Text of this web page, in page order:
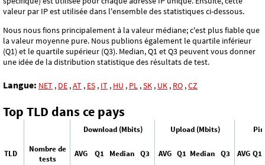
valeur par IP est utilisée dans l'ensemble des statistiques ci-dessous.
Nous nous fions principalement à la valeur médiane; c'est plus fiable que
la valeur moyenne pure. Nous publions également le quartile inférieur
(Q1) et le quartile supérieur (Q3). Median, Q1 et Q3 peuvent vous donner
une idée de la distribution statistique des résultats de test.
Langue: NET , DE ,AT , ES , IT , HU , PL ,SK , UK , RO ,CZ
Top TLD dans ce pays
Download (Mbits) Upload (Mbits)
TLD
Nombre de
tests
AVG Q1 Median Q3 AVG Q1 Median Q3 AVG Q1